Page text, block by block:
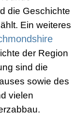
die Geschichte
Ein weiteres
der Region
sind die
sowie des
vielen